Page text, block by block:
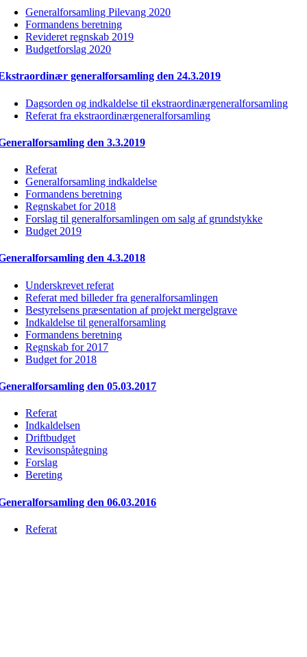
Generalforsamling Pilevang 2020
Formandens beretning
Revideret regnskab 2019
Budgetforslag 2020
generalforsamling den 24.3.2019
Dagsorden og indkaldelse til ekstraordinærgeneralforsamling
Referat fra ekstraordinærgeneralforsamling
den 3.3.2019
Referat
Generalforsamling indkaldelse
Formandens beretning
Regnskabet for 2018
Forslag til generalforsamlingen om salg af grundstykke
Budget 2019
den 4.3.2018
Underskrevet referat
Referat med billeder fra generalforsamlingen
Bestyrelsens præsentation af projekt mergelgrave
Indkaldelse til generalforsamling
Formandens beretning
Regnskab for 2017
Budget for 2018
den 05.03.2017
Referat
Indkaldelsen
Driftbudget
Revisonspåtegning
Forslag
Bereting
den 06.03.2016
Referat